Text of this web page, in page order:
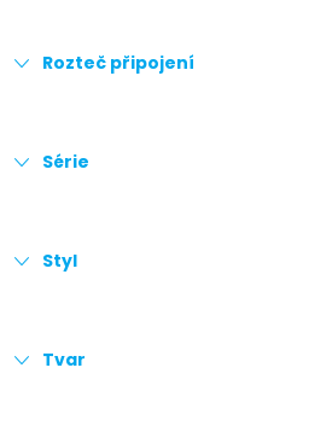
Rozteč připojení
Série
Styl
Tvar